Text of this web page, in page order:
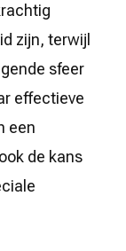
zijn, terwijl
sfeer
effectieve
een
de kans